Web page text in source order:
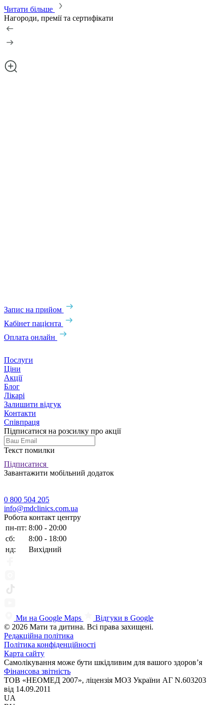
Читати більше
Нагороди, премії та сертифікати
Запис на прийом
Кабінет пацієнта
Оплата онлайн
Послуги
Ціни
Акції
Блог
Лікарі
Залишити відгук
Контакти
Співпраця
Підписатися на розсилку про акції
Текст помилки
Підписатися
Завантажити мобільний додаток
0 800 504 205
info@mdclinics.com.ua
Робота контакт центру
пн-пт: 8:00 - 20:00
сб:
8:00 - 18:00
нд:
Вихідний
Ми на Google Maps
Відгуки в Google
© 2026 Мати та дитина. Всі права захищені.
Редакційна політика
Політика конфіденційності
Карта сайту
Самолікування може бути шкідливим для вашого здоров’я
Фінансова звітність
ТОВ «НЕОМЕД 2007», ліцензія МОЗ України АГ N.603203
від 14.09.2011
UA